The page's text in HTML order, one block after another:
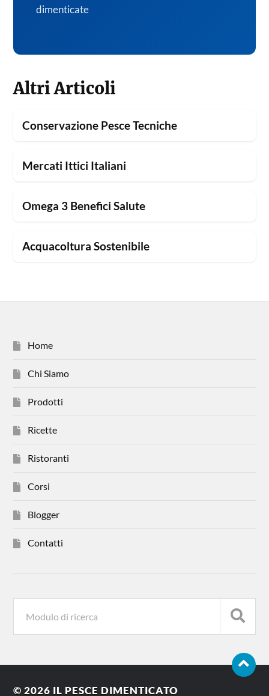
dimenticate
Altri Articoli
Conservazione Pesce Tecniche
Mercati Ittici Italiani
Omega 3 Benefici Salute
Acquacoltura Sostenibile
Home
Chi Siamo
Prodotti
Ricette
Ristoranti
Corsi
Blogger
Contatti
© 2026 IL PESCE DIMENTICATO